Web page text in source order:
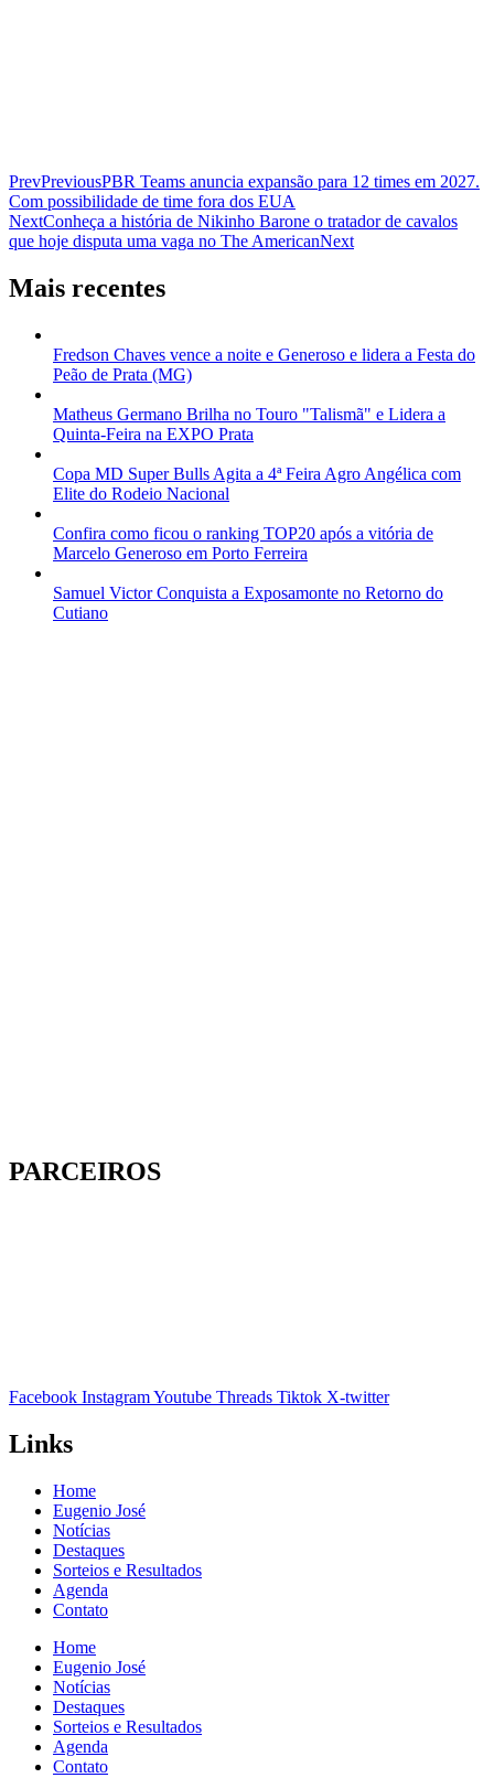
PrevPreviousPBR Teams anuncia expansão para 12 times em 2027.
Com possibilidade de time fora dos EUA
NextConheça a história de Nikinho Barone o tratador de cavalos
que hoje disputa uma vaga no The AmericanNext
Mais recentes
Fredson Chaves vence a noite e Generoso e lidera a Festa do
Peão de Prata (MG)
Matheus Germano Brilha no Touro "Talismã" e Lidera a
Quinta-Feira na EXPO Prata
Copa MD Super Bulls Agita a 4ª Feira Agro Angélica com
Elite do Rodeio Nacional
Confira como ficou o ranking TOP20 após a vitória de
Marcelo Generoso em Porto Ferreira
Samuel Victor Conquista a Exposamonte no Retorno do
Cutiano
PARCEIROS
Facebook InstagramYoutube Threads Tiktok X-twitter
Links
Home
Eugenio José
Notícias
Destaques
Sorteios e Resultados
Agenda
Contato
Home
Eugenio José
Notícias
Destaques
Sorteios e Resultados
Agenda
Contato